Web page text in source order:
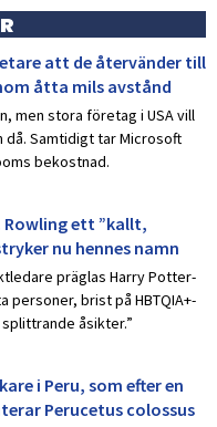
att de återvänder till
åtta mils avstånd
men stora företag i USA vill
då. Samtidigt tar Microsoft
bekostnad.
ett ”kallt,
nu hennes namn
präglas Harry Potter-
brist på HBTQIA+-
åsikter.”
i Peru, som efter en
Perucetus colossus